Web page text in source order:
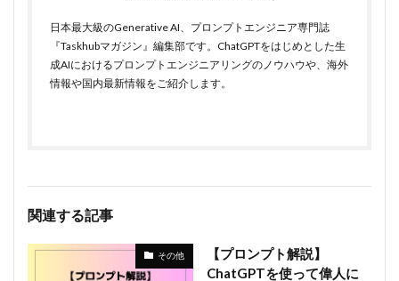
日本最大級のGenerative AI、プロンプトエンジニア専門誌
『Taskhubマガジン』編集部です。ChatGPTをはじめとした生
成AIにおけるプロンプトエンジニアリングのノウハウや、海外
情報や国内最新情報をご紹介します。
関連する記事
その他
【プロンプト解説】
ChatGPTを使って偉人に